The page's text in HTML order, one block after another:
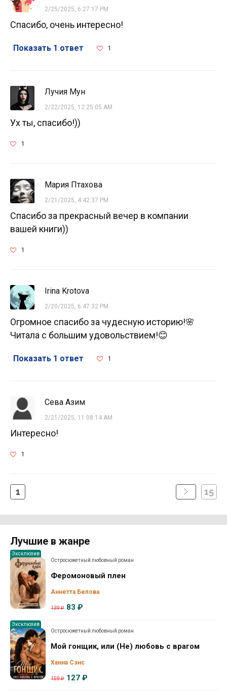
2/25/2025, 6:27:17 PM
Спасибо, очень интересно!
Показать 1 ответ 1
Лучия Мун
2/22/2025, 12:25:05 AM
Ух ты, спасибо!))
1
Мария Птахова
2/21/2025, 4:42:37 PM
Спасибо за прекрасный вечер в компании
вашей книги))
1
Irina Krotova
2/20/2025, 6:47:32 PM
Огромное спасибо за чудесную историю!🌸
Читала с большим удовольствием!😊
Показать 1 ответ 1
Сева Азим
2/21/2025, 11:08:14 AM
Интересно!
1
1 15
Лучшие в жанре
Эксклюзив
Остросюжетный любовный роман
Феромоновый плен
Аннетта Белова
139 ₽ 83 ₽
Эксклюзив
Остросюжетный любовный роман
Мой гонщик, или (Не) любовь с врагом
Ханна Сэнс
159 ₽ 127 ₽